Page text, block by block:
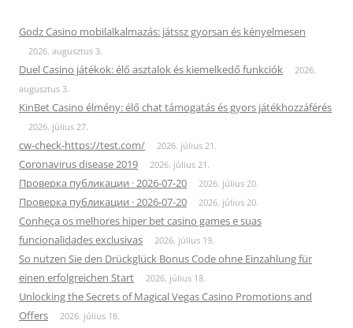
Godz Casino mobilalkalmazás: játssz gyorsan és kényelmesen
2026. augusztus 3.
Duel Casino játékok: élő asztalok és kiemelkedő funkciók
2026.
augusztus 3.
KinBet Casino élmény: élő chat támogatás és gyors játékhozzáférés
2026. július 27.
cw-check-https://test.com/ 2026. július 21.
Coronavirus disease 2019 2026. július 21.
Проверка публикации · 2026-07-20 2026. július 20.
Проверка публикации · 2026-07-20 2026. július 20.
Conheça os melhores hiper bet casino games e suas
funcionalidades exclusivas
2026. július 19.
So nutzen Sie den Drückglück Bonus Code ohne Einzahlung für
einen erfolgreichen Start
2026. július 18.
Unlocking the Secrets of Magical Vegas Casino Promotions and
Offers
2026. július 18.